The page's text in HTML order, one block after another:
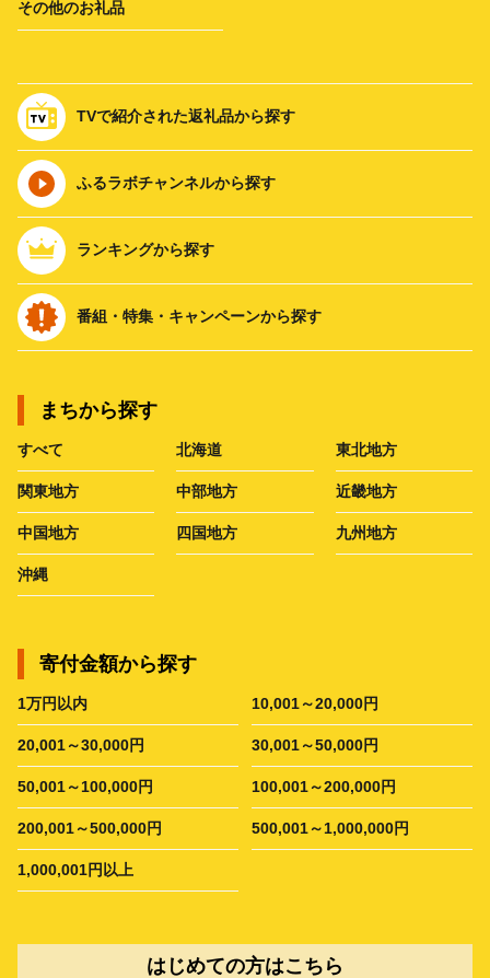
その他のお礼品
TVで紹介された返礼品から探す
ふるラボチャンネルから探す
ランキングから探す
番組・特集・キャンペーンから探す
まちから探す
すべて 北海道 東北地方
関東地方 中部地方 近畿地方
中国地方 四国地方 九州地方
沖縄
寄付金額から探す
1万円以内 10,001～20,000円
20,001～30,000円 30,001～50,000円
50,001～100,000円 100,001～200,000円
200,001～500,000円 500,001～1,000,000円
1,000,001円以上
はじめての方はこちら